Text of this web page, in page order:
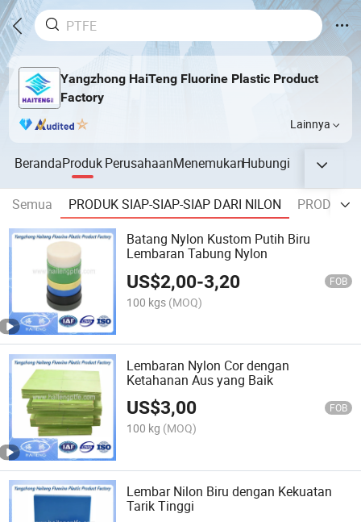
Yangzhong HaiTeng Fluorine Plastic Product
Factory
Lainnya
BerandaProdukPerusahaanMenemukanHubungi
Semua PRODUK SIAP-SIAP-SIAP DARI NILON
PRODUK
Batang Nylon Kustom Putih Biru
Lembaran Tabung Nylon
US$2,00-3,20 FOB
100 kgs (MOQ)
Lembaran Nylon Cor dengan
Ketahanan Aus yang Baik
US$3,00 FOB
100 kg (MOQ)
Lembar Nilon Biru dengan Kekuatan
Tarik Tinggi